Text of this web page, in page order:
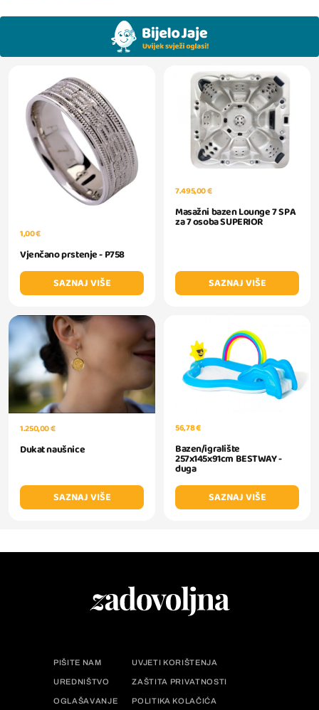
1,00 €
Vjenčano prstenje - P758
SAZNAJ VIŠE
7.495,00 €
Masažni bazen Lounge 7 SPA
za 7 osoba SUPERIOR
SAZNAJ VIŠE
1.250,00 €
Dukat naušnice
SAZNAJ VIŠE
56,78 €
Bazen/igralište
257x145x91cm BESTWAY -
duga
SAZNAJ VIŠE
PIŠITE NAM UVJETI KORIŠTENJA
UREDNIŠTVO ZAŠTITA PRIVATNOSTI
OGLAŠAVANJE POLITIKA KOLAČIĆA